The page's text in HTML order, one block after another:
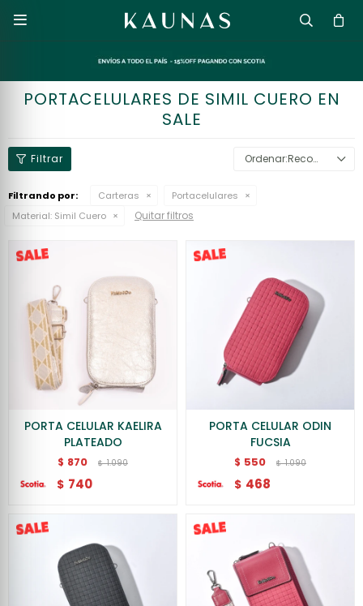

PORTACELULARES DE SIMIL CUERO EN
SALE
Recomendados
Filtrando por: Carteras
Portacelulares
Material: Simil Cuero Quitar filtros
PORTA CELULAR KAELIRA
PLATEADO
$ 870 $ 1.090
$ 740
PORTA CELULAR ODIN
FUCSIA
$ 550 $ 1.090
$ 468